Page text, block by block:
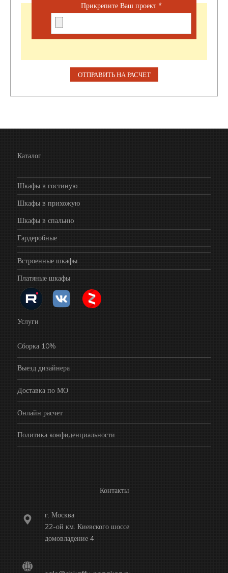
Прикрепите Ваш проект *
Каталог
Шкафы в гостиную
Шкафы в прихожую
Шкафы в спальню
Гардеробные
Встроенные шкафы
Платяные шкафы
Услуги
Сборка 10%
Выезд дизайнера
Доставка по МО
Онлайн расчет
Политика конфиденциальности
Контакты
г. Москва
22-ой км. Киевского шоссе
домовладение 4